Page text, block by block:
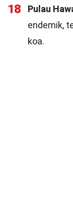
18 Pulau
endemik,
koa.